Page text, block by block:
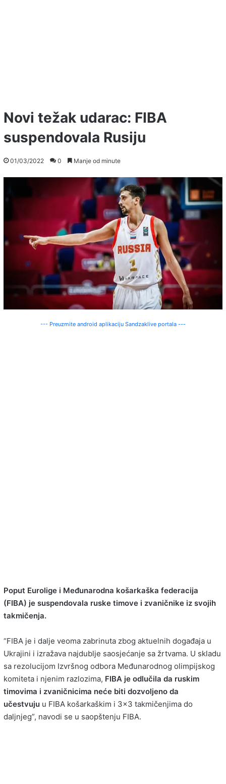
Novi težak udarac: FIBA
suspendovala Rusiju
01/03/2022 0 Manje od minute
--- Preuzmite android aplikaciju Sandzaklive portala ---
Poput Eurolige i Međunarodna košarkaška federacija
(FIBA) je suspendovala ruske timove i zvaničnike iz svojih
takmičenja.
“FIBA je i dalje veoma zabrinuta zbog aktuelnih događaja u
Ukrajini i izražava najdublje saosjećanje sa žrtvama. U skladu
sa rezolucijom Izvršnog odbora Međunarodnog olimpijskog
komiteta i njenim razlozima, FIBA je odlučila da ruskim
timovima i zvaničnicima neće biti dozvoljeno da
učestvuju u FIBA košarkaškim i 3×3 takmičenjima do
daljnjeg”, navodi se u saopštenju FIBA.